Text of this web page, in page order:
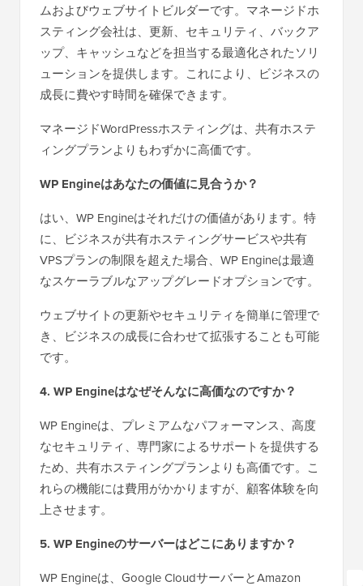
ムおよびウェブサイトビルダーです。マネージドホ
スティング会社は、更新、セキュリティ、バックア
ップ、キャッシュなどを担当する最適化されたソリ
ューションを提供します。これにより、ビジネスの
成長に費やす時間を確保できます。
マネージドWordPressホスティングは、共有ホステ
ィングプランよりもわずかに高価です。
WP Engineはあなたの価値に見合うか？
はい、WP Engineはそれだけの価値があります。特
に、ビジネスが共有ホスティングサービスや共有
VPSプランの制限を超えた場合、WP Engineは最適
なスケーラブルなアップグレードオプションです。
ウェブサイトの更新やセキュリティを簡単に管理で
き、ビジネスの成長に合わせて拡張することも可能
です。
4. WP Engineはなぜそんなに高価なのですか？
WP Engineは、プレミアムなパフォーマンス、高度
なセキュリティ、専門家によるサポートを提供する
ため、共有ホスティングプランよりも高価です。こ
れらの機能には費用がかかりますが、顧客体験を向
上させます。
5. WP Engineのサーバーはどこにありますか？
WP Engineは、Google CloudサーバーとAmazon